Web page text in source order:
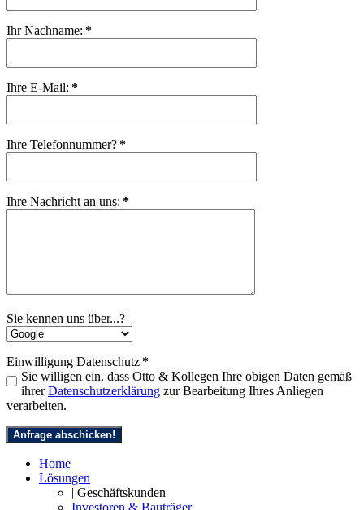
Ihr Nachname: *
Ihre E-Mail: *
Ihre Telefonnummer?*
Ihre Nachricht an uns: *
Sie kennen uns über...?
Einwilligung Datenschutz*
Sie willigen ein, dass Otto & Kollegen Ihre obigen Daten gemäß
ihrerDatenschutzerklärung zur Bearbeitung Ihres Anliegen
verarbeiten.
Anfrage abschicken!
Home
Lösungen
| Geschäftskunden
Investoren & Bauträger